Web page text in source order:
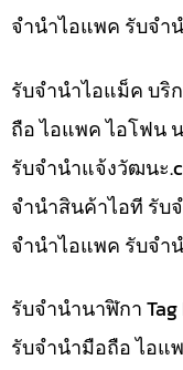
จำนำไอแพค รับจำ
รับจำนำไอแม็ค บริ
ถือ ไอแพค ไอโฟน
รับจํานําแจ้งวัฒนะ
จำนำสินค้าไอที รับ
จำนำไอแพค รับจำ
รับจำนำนาฬิกา
รับจำนำมือถือ ไอแ